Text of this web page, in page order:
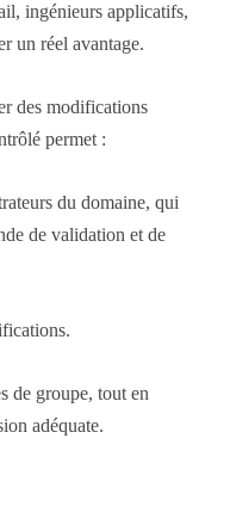
ingénieurs applicatifs,
un réel avantage.
des modifications
permet :
du domaine, qui
de validation et de
de groupe, tout en
adéquate.